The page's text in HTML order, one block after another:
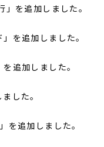
を追加しました。
を追加しました。
追加しました。
した。
追加しました。